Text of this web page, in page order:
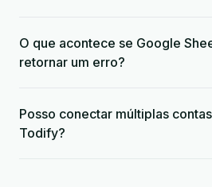
O que acontece se Google
retornar um erro?
Posso conectar múltiplas
Todify?